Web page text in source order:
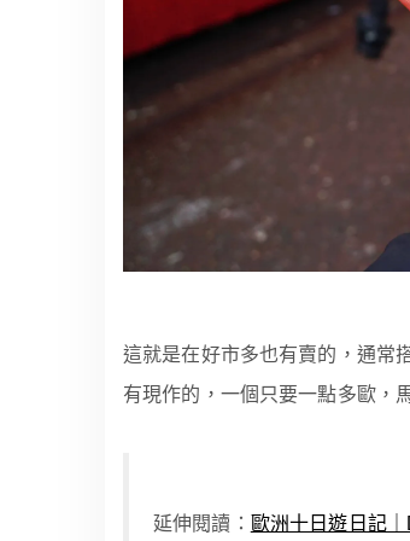
這就是在好市多也有賣的，通常
有現作的，一個只要一點多歐，
延伸閱讀： 歐洲十日遊日記